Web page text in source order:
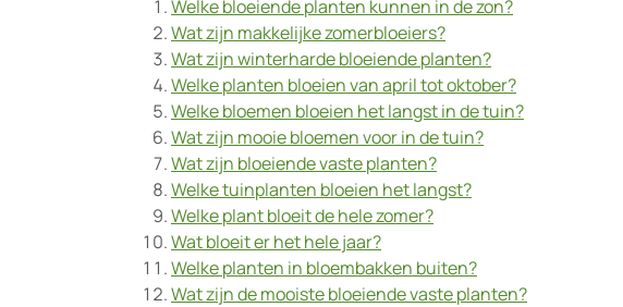
Welke bloeiende planten kunnen in de zon?
Wat zijn makkelijke zomerbloeiers?
Wat zijn winterharde bloeiende planten?
Welke planten bloeien van april tot oktober?
Welke bloemen bloeien het langst in de tuin?
Wat zijn mooie bloemen voor in de tuin?
Wat zijn bloeiende vaste planten?
Welke tuinplanten bloeien het langst?
Welke plant bloeit de hele zomer?
Wat bloeit er het hele jaar?
Welke planten in bloembakken buiten?
Wat zijn de mooiste bloeiende vaste planten?